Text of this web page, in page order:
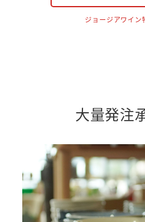
ジョージアワイン
大量発注